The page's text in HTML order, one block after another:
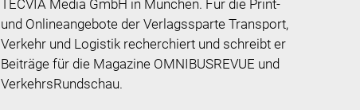
TECVIA Media GmbH in München. Für die Print-
und Onlineangebote der Verlagssparte Transport,
Verkehr und Logistik recherchiert und schreibt er
Beiträge für die Magazine OMNIBUSREVUE und
VerkehrsRundschau.